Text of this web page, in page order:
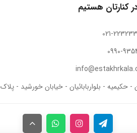
کنارتان هستیم
021-
0990-
- حکیمیه - بلواربابائیان - خیابان خورشید - پلاک ۲۰